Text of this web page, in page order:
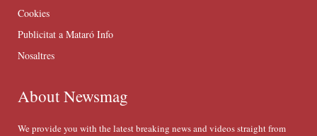
Cookies
Publicitat a Mataró Info
Nosaltres
About Newsmag
We provide you with the latest breaking news and videos straight from